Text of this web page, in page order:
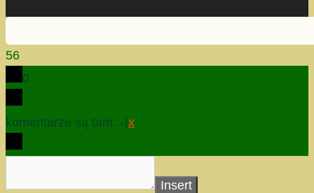
56
0
komentarze są tam :-)x
Insert